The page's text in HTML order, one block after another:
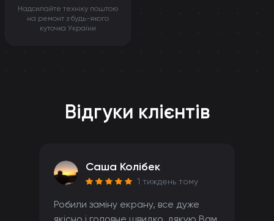
Надсилайте техніку поштою
на ремонт з будь-якого
куточка України
Відгуки клієнтів
Саша Колібек
1 тиждень тому
Робили заміну екрану, все дуже